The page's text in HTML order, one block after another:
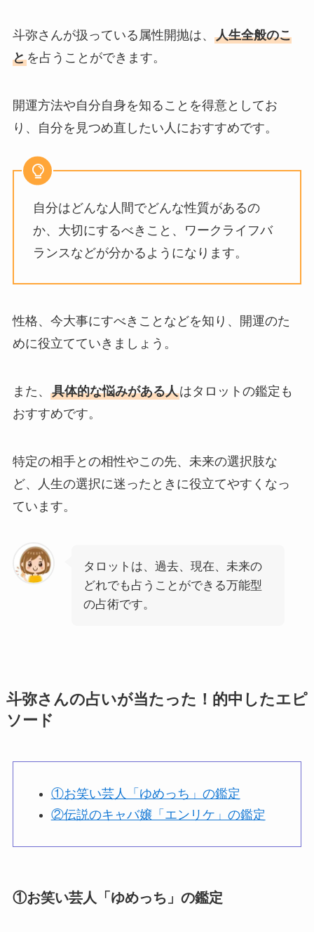
斗弥さんが扱っている属性開抛は、 人生全般のこ
とを占うことができます。
開運方法や自分自身を知ることを得意としてお
り、自分を見つめ直したい人におすすめです。
自分はどんな人間でどんな性質があるの
か、大切にするべきこと、ワークライフバ
ランスなどが分かるようになります。
性格、今大事にすべきことなどを知り、開運のた
めに役立てていきましょう。
また、 具体的な悩みがある人はタロットの鑑定も
おすすめです。
特定の相手との相性やこの先、未来の選択肢な
ど、人生の選択に迷ったときに役立てやすくなっ
ています。
タロットは、過去、現在、未来の
どれでも占うことができる万能型
の占術です。
斗弥さんの占いが当たった！的中したエピ
ソード
①お笑い芸人「ゆめっち」の鑑定
②伝説のキャバ嬢「エンリケ」の鑑定
①お笑い芸人「ゆめっち」の鑑定